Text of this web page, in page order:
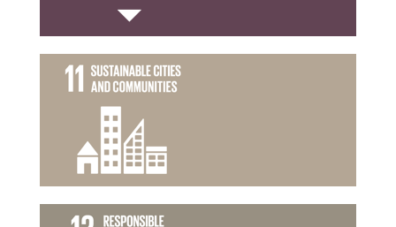
เมือง และถิ่นฐานมนุษย์อย่างยั่งยืน